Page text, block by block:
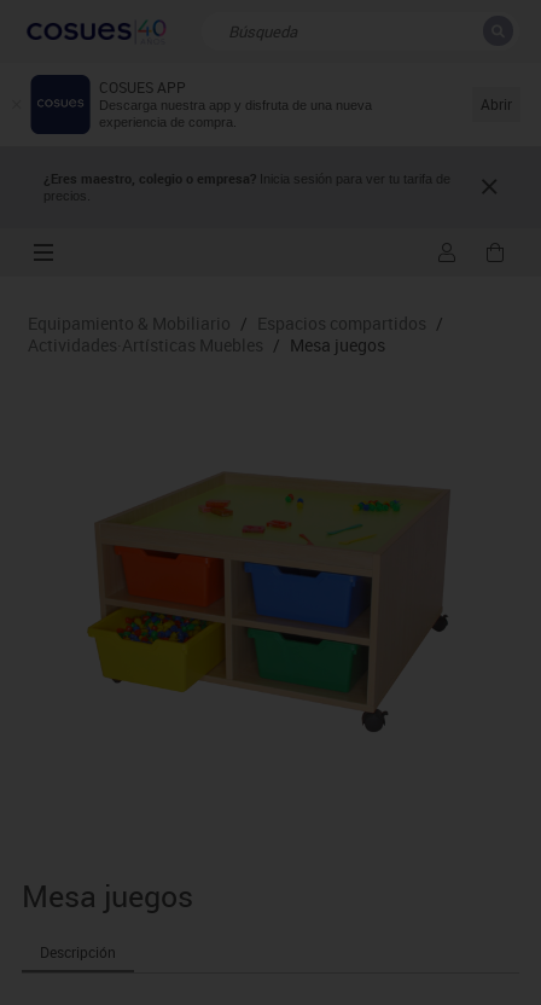
COSUES APP
Descarga nuestra app y disfruta de una nueva
experiencia de compra.
Abrir
¿Eres maestro, colegio o empresa? Inicia sesión para ver tu tarifa de
precios.
Resultados de la búsqueda
Equipamiento & Mobiliario / Espacios compartidos /
Actividades·Artísticas Muebles / Mesa juegos
Mesa juegos
Descripción